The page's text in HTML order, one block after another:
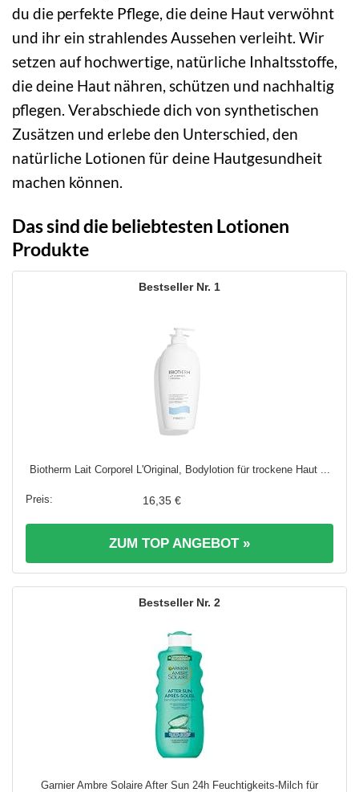
du die perfekte Pflege, die deine Haut verwöhnt
und ihr ein strahlendes Aussehen verleiht. Wir
setzen auf hochwertige, natürliche Inhaltsstoffe,
die deine Haut nähren, schützen und nachhaltig
pflegen. Verabschiede dich von synthetischen
Zusätzen und erlebe den Unterschied, den
natürliche Lotionen für deine Hautgesundheit
machen können.
Das sind die beliebtesten Lotionen
Produkte
1
Biotherm Lait Corporel L'Original, Bodylotion für trockene Haut ...
16,35 €
ZUM TOP ANGEBOT »
2
Garnier Ambre Solaire After Sun 24h Feuchtigkeits-Milch für